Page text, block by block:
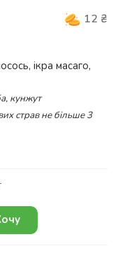
12 ₴
ікра масаго,
кунжут
страв не більше 3